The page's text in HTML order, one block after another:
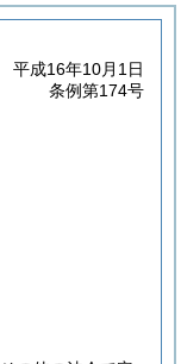
平成16年10月1日
条例第174号